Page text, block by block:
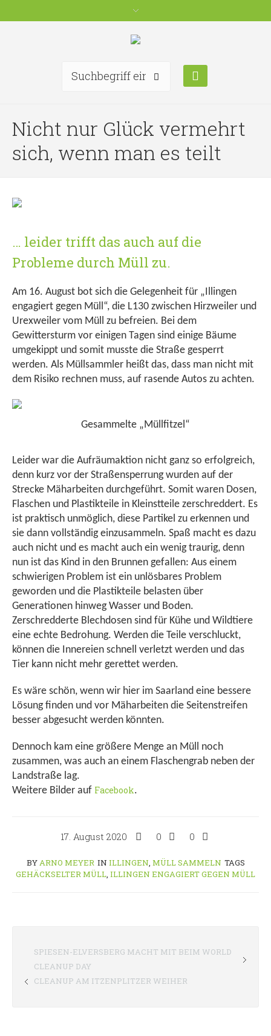
Nicht nur Glück vermehrt
sich, wenn man es teilt
… leider trifft das auch auf die
Probleme durch Müll zu.
Am 16. August bot sich die Gelegenheit für „Illingen
engagiert gegen Müll“, die L130 zwischen Hirzweiler und
Urexweiler vom Müll zu befreien. Bei dem
Gewittersturm vor einigen Tagen sind einige Bäume
umgekippt und somit musste die Straße gesperrt
werden. Als Müllsammler heißt das, dass man nicht mit
dem Risiko rechnen muss, auf rasende Autos zu achten.
Gesammelte „Müllfitzel“
Leider war die Aufräumaktion nicht ganz so erfolgreich,
denn kurz vor der Straßensperrung wurden auf der
Strecke Mäharbeiten durchgeführt. Somit waren Dosen,
Flaschen und Plastikteile in Kleinstteile zerschreddert. Es
ist praktisch unmöglich, diese Partikel zu erkennen und
sie dann vollständig einzusammeln. Spaß macht es dazu
auch nicht und es macht auch ein wenig traurig, denn
nun ist das Kind in den Brunnen gefallen: Aus einem
schwierigen Problem ist ein unlösbares Problem
geworden und die Plastikteile belasten über
Generationen hinweg Wasser und Boden.
Zerschredderte Blechdosen sind für Kühe und Wildtiere
eine echte Bedrohung. Werden die Teile verschluckt,
können die Innereien schnell verletzt werden und das
Tier kann nicht mehr gerettet werden.
Es wäre schön, wenn wir hier im Saarland eine bessere
Lösung finden und vor Mäharbeiten die Seitenstreifen
besser abgesucht werden könnten.
Dennoch kam eine größere Menge an Müll noch
zusammen, was auch an einem Flaschengrab neben der
Landstraße lag.
Weitere Bilder auf Facebook.
17. August 2020 0 0
BYARNO MEYER IN ILLINGEN, MÜLL SAMMELN TAGS
GEHÄCKSELTER MÜLL, ILLINGEN ENGAGIERT GEGEN MÜLL
SPIESEN-ELVERSBERG MACHT MIT BEIM WORLD
CLEANUP DAY
CLEANUP AM ITZENPLITZER WEIHER